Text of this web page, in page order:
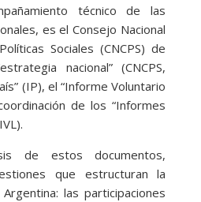
técnico de las
es el Consejo Nacional
Sociales (CNCPS) de
nacional” (CNCPS,
(IP), el “Informe Voluntario
de los “Informes
de estos documentos,
que estructuran la
las participaciones